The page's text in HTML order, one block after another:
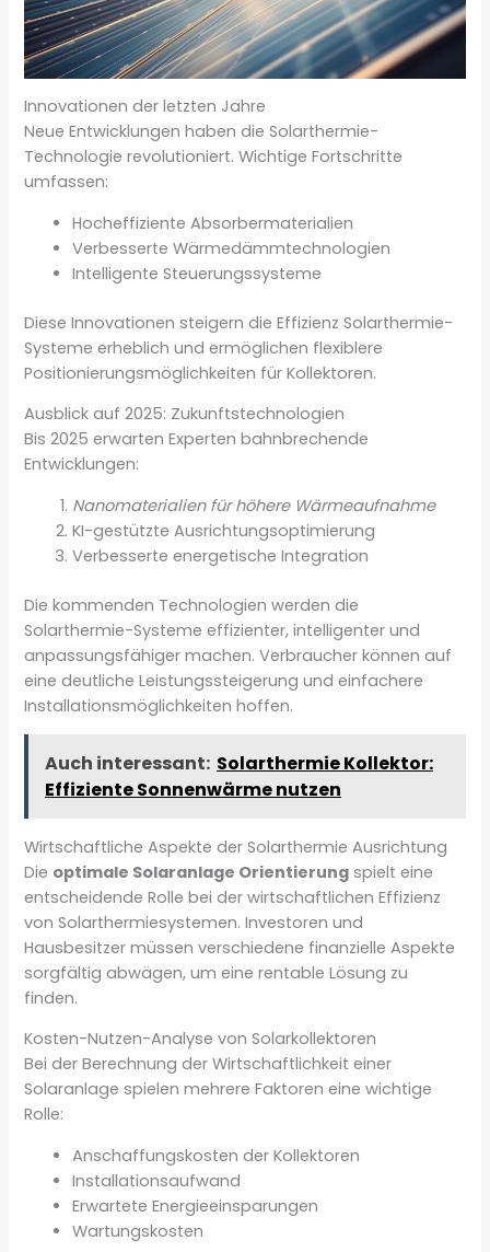
Innovationen der letzten Jahre
Neue Entwicklungen haben die Solarthermie-
Technologie revolutioniert. Wichtige Fortschritte
umfassen:
Hocheffiziente Absorbermaterialien
Verbesserte Wärmedämmtechnologien
Intelligente Steuerungssysteme
Diese Innovationen steigern die Effizienz Solarthermie-
Systeme erheblich und ermöglichen flexiblere
Positionierungsmöglichkeiten für Kollektoren.
Ausblick auf 2025: Zukunftstechnologien
Bis 2025 erwarten Experten bahnbrechende
Entwicklungen:
Nanomaterialien für höhere Wärmeaufnahme
KI-gestützte Ausrichtungsoptimierung
Verbesserte energetische Integration
Die kommenden Technologien werden die
Solarthermie-Systeme effizienter, intelligenter und
anpassungsfähiger machen. Verbraucher können auf
eine deutliche Leistungssteigerung und einfachere
Installationsmöglichkeiten hoffen.
Auch interessant: Solarthermie Kollektor:
Effiziente Sonnenwärme nutzen
Wirtschaftliche Aspekte der Solarthermie Ausrichtung
Die optimale Solaranlage Orientierung spielt eine
entscheidende Rolle bei der wirtschaftlichen Effizienz
von Solarthermiesystemen. Investoren und
Hausbesitzer müssen verschiedene finanzielle Aspekte
sorgfältig abwägen, um eine rentable Lösung zu
finden.
Kosten-Nutzen-Analyse von Solarkollektoren
Bei der Berechnung der Wirtschaftlichkeit einer
Solaranlage spielen mehrere Faktoren eine wichtige
Rolle:
Anschaffungskosten der Kollektoren
Installationsaufwand
Erwartete Energieeinsparungen
Wartungskosten